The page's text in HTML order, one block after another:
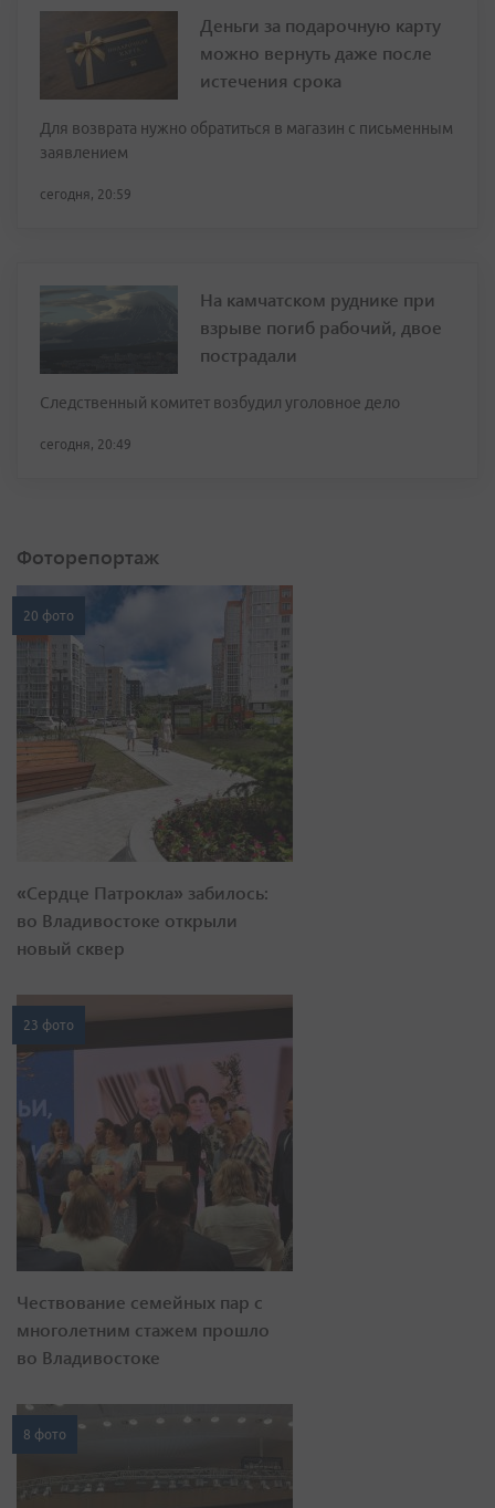
Деньги за подарочную карту
можно вернуть даже после
истечения срока
Для возврата нужно обратиться в магазин с письменным
заявлением
сегодня, 20:59
На камчатском руднике при
взрыве погиб рабочий, двое
пострадали
Следственный комитет возбудил уголовное дело
сегодня, 20:49
Фоторепортаж
20 фото
«Сердце Патрокла» забилось:
во Владивостоке открыли
новый сквер
23 фото
Чествование семейных пар с
многолетним стажем прошло
во Владивостоке
8 фото